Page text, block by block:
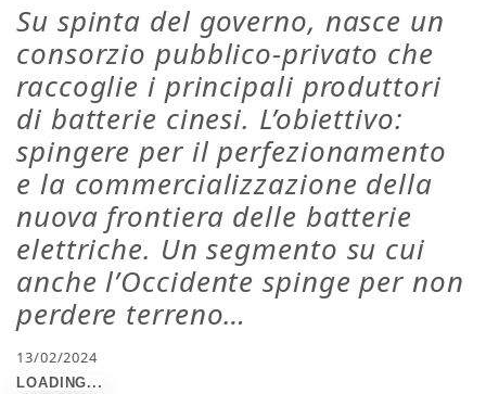
Su spinta del governo, nasce un
consorzio pubblico-privato che
raccoglie i principali produttori
di batterie cinesi. L’obiettivo:
spingere per il perfezionamento
e la commercializzazione della
nuova frontiera delle batterie
elettriche. Un segmento su cui
anche l’Occidente spinge per non
perdere terreno…
13/02/2024